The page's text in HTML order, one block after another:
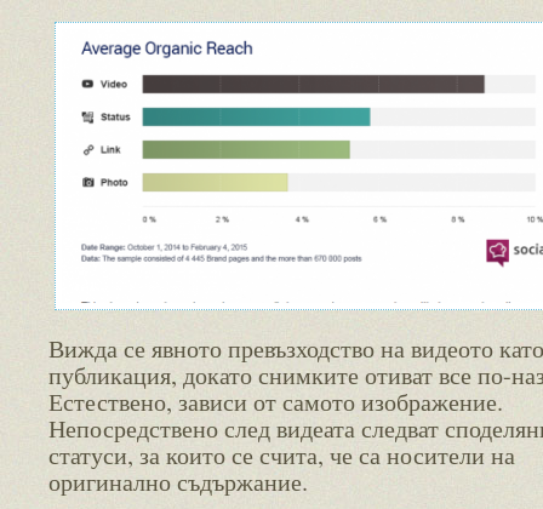
Вижда се явното превъзходство на видеото
публикация, докато снимките отиват все по-
Естествено, зависи от самото изображение.
Непосредствено след видеата следват
статуси, за които се счита, че са носители на
оригинално съдържание.